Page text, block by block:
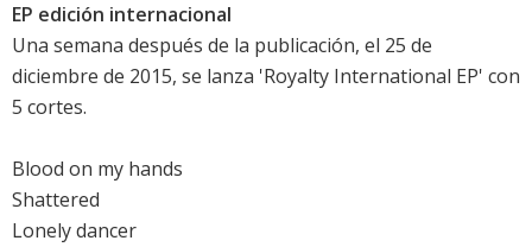
EP edición internacional
Una semana después de la publicación, el 25 de
diciembre de 2015, se lanza 'Royalty International EP' con
5 cortes.
Blood on my hands
Shattered
Lonely dancer